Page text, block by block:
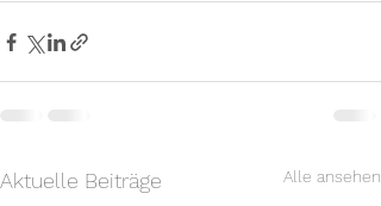
Aktuelle Beiträge Alle ansehen